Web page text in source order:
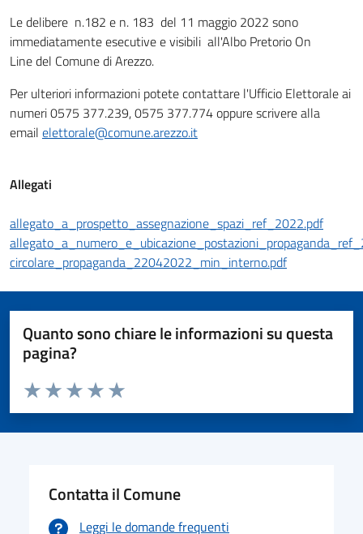
Le delibere n.182 e n. 183 del 11 maggio 2022 sono
immediatamente esecutive e visibili all'Albo Pretorio On
Line del Comune di Arezzo.
Per ulteriori informazioni potete contattare l'Ufficio Elettorale ai
numeri 0575 377.239, 0575 377.774 oppure scrivere alla
email elettorale@comune.arezzo.it
Allegati
allegato_a_prospetto_assegnazione_spazi_ref_2022.pdf
circolare_propaganda_22042022_min_interno.pdf
Quanto sono chiare le informazioni su questa
pagina?
Valuta da 1 a 5 stelle la pagina
Valuta 5 stelle su 5
Valuta 4 stelle su 5
Valuta 3 stelle su 5
Valuta 2 stelle su 5
Valuta 1 stelle su 5
Contatta il Comune
Leggi le domande frequenti